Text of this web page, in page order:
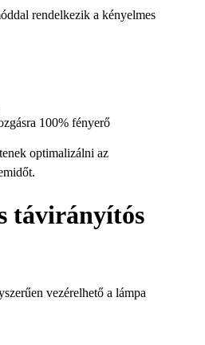
rendelkezik a kényelmes
100% fényerő
optimalizálni az
távirányítós
vezérelhető a lámpa